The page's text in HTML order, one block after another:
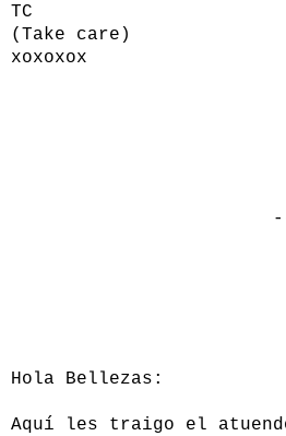
TC
(Take care)
xoxoxox
Hola Bellezas:
Aquí les traigo el